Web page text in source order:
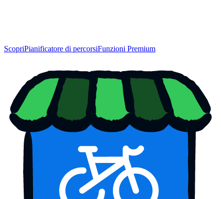
ScopriPianificatore di percorsiFunzioni Premium